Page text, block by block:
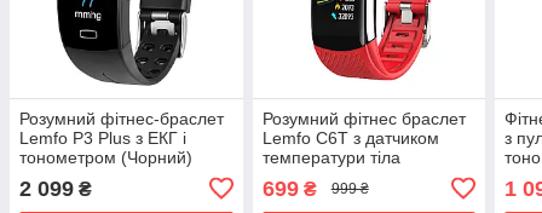
Розумний фітнес-браслет
Lemfo P3 Plus з ЕКГ і
тонометром (Чорний)
2 099 ₴
Розумний фітнес браслет
Lemfo C6T з датчиком
температури тіла
699₴ 999 ₴
з
1